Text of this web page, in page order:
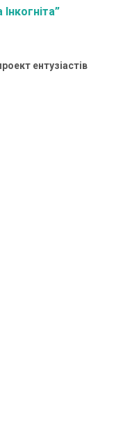
ентузіастів